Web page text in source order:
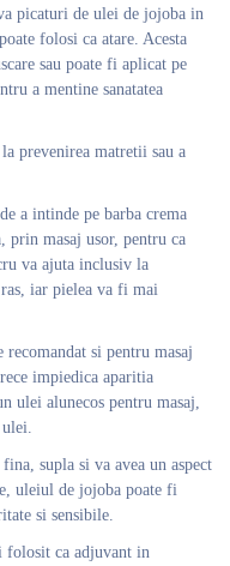
picaturi de ulei de jojoba in
folosi ca atare. Acesta
sau poate fi aplicat pe
a mentine sanatatea
prevenirea matretii sau a
a intinde pe barba crema
prin masaj usor, pentru ca
va ajuta inclusiv la
iar pielea va fi mai
si pentru masaj
impiedica aparitia
ulei alunecos pentru masaj,
supla si va avea un aspect
uleiul de jojoba poate fi
si sensibile.
ca adjuvant in